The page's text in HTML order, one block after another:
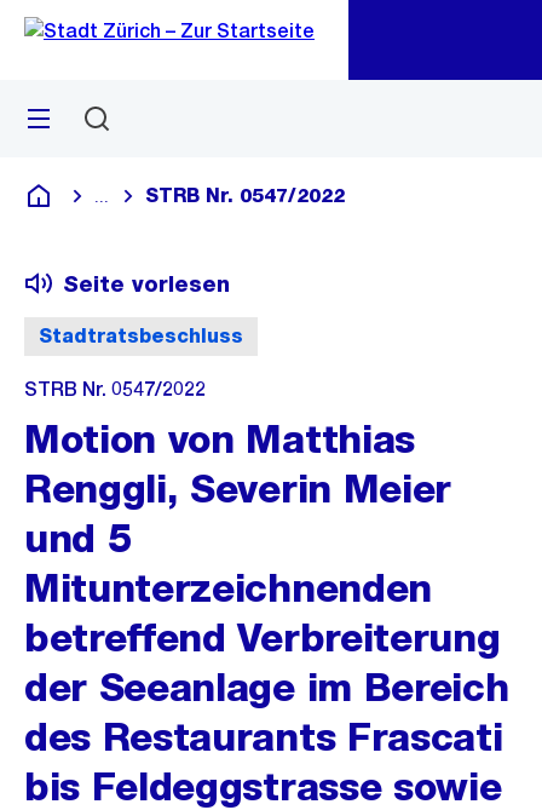
Navigation
Sprunglink
Menü
Deutsch
Blende alle Breadcrumbs ein
STRB Nr. 0547/2022
Stadtratsbeschluss
Seite vorlesen
STRB Nr. 0547/2022
Motion von Matthias
Renggli, Severin Meier
und 5
Mitunterzeichnenden
betreffend Verbreiterung
der Seeanlage im Bereich
des Restaurants Frascati
bis Feldeggstrasse sowie